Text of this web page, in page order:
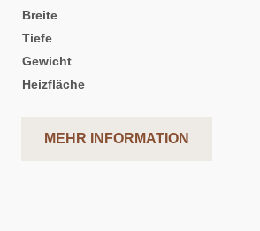
Breite
Tiefe
Gewicht
Heizfläche
MEHR INFORMATION